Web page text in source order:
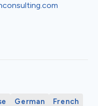
German French